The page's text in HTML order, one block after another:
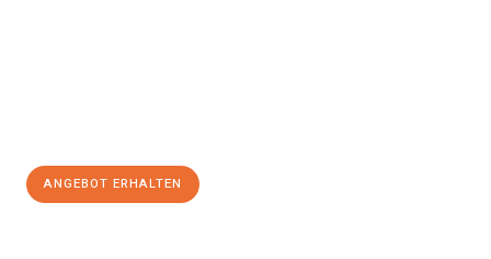
ANGEBOT ERHALTEN